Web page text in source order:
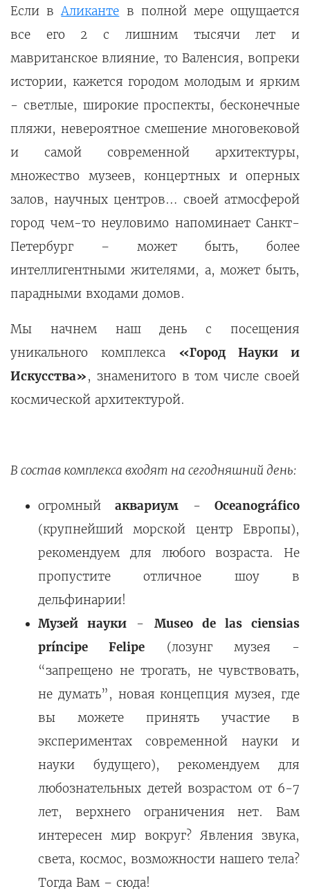
Если вАликанте в полной мере ощущается
все его 2 с лишним тысячи лет и
мавританское влияние, то Валенсия, вопреки
истории, кажется городом молодым и ярким
- светлые, широкие проспекты, бесконечные
пляжи, невероятное смешение многовековой
и самой современной архитектуры,
множество музеев, концертных и оперных
залов, научных центров… своей атмосферой
город чем-то неуловимо напоминает Санкт-
Петербург – может быть, более
интеллигентными жителями, а, может быть,
парадными входами домов.
Мы начнем наш день с посещения
уникального комплекса «Город Науки и
Искусства», знаменитого в том числе своей
космической архитектурой.
В состав комплекса входят на сегодняшний день:
огромныйаквариум -Oceanográfico
(крупнейший морской центр Европы),
рекомендуем для любого возраста. Не
пропустите отличное шоу в
дельфинарии!
Музей науки - Museo de las ciensias
príncipe Felipe (лозунг музея -
“запрещено не трогать, не чувствовать,
не думать”, новая концепция музея, где
вы можете принять участие в
экспериментах современной науки и
науки будущего), рекомендуем для
любознательных детей возрастом от 6-7
лет, верхнего ограничения нет. Вам
интересен мир вокруг? Явления звука,
света, космос, возможности нашего тела?
Тогда Вам – сюда!